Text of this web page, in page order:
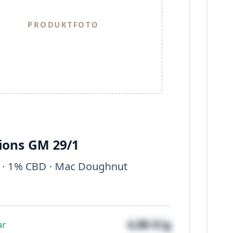
PRODUKTFOTO
GM 29/1
1% CBD · Mac Doughnut
4,86 €/g